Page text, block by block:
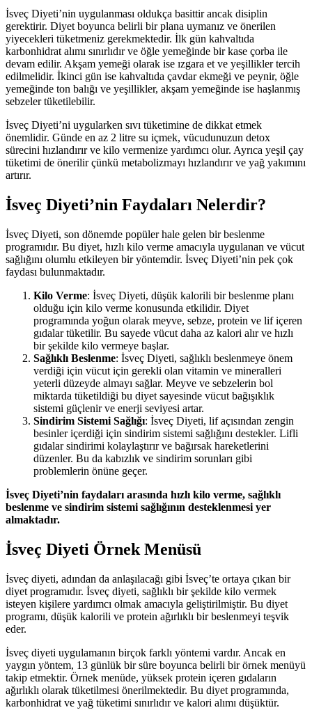
İsveç Diyeti’nin uygulanması oldukça basittir ancak disiplin
gerektirir. Diyet boyunca belirli bir plana uymanız ve önerilen
yiyecekleri tüketmeniz gerekmektedir. İlk gün kahvaltıda
karbonhidrat alımı sınırlıdır ve öğle yemeğinde bir kase çorba ile
devam edilir. Akşam yemeği olarak ise ızgara et ve yeşillikler tercih
edilmelidir. İkinci gün ise kahvaltıda çavdar ekmeği ve peynir, öğle
yemeğinde ton balığı ve yeşillikler, akşam yemeğinde ise haşlanmış
sebzeler tüketilebilir.
İsveç Diyeti’ni uygularken sıvı tüketimine de dikkat etmek
önemlidir. Günde en az 2 litre su içmek, vücudunuzun detox
sürecini hızlandırır ve kilo vermenize yardımcı olur. Ayrıca yeşil çay
tüketimi de önerilir çünkü metabolizmayı hızlandırır ve yağ yakımını
artırır.
İsveç Diyeti’nin Faydaları Nelerdir?
İsveç Diyeti, son dönemde popüler hale gelen bir beslenme
programıdır. Bu diyet, hızlı kilo verme amacıyla uygulanan ve vücut
sağlığını olumlu etkileyen bir yöntemdir. İsveç Diyeti’nin pek çok
faydası bulunmaktadır.
Kilo Verme: İsveç Diyeti, düşük kalorili bir beslenme planı
olduğu için kilo verme konusunda etkilidir. Diyet
programında yoğun olarak meyve, sebze, protein ve lif içeren
gıdalar tüketilir. Bu sayede vücut daha az kalori alır ve hızlı
bir şekilde kilo vermeye başlar.
Sağlıklı Beslenme: İsveç Diyeti, sağlıklı beslenmeye önem
verdiği için vücut için gerekli olan vitamin ve mineralleri
yeterli düzeyde almayı sağlar. Meyve ve sebzelerin bol
miktarda tüketildiği bu diyet sayesinde vücut bağışıklık
sistemi güçlenir ve enerji seviyesi artar.
Sindirim Sistemi Sağlığı: İsveç Diyeti, lif açısından zengin
besinler içerdiği için sindirim sistemi sağlığını destekler. Lifli
gıdalar sindirimi kolaylaştırır ve bağırsak hareketlerini
düzenler. Bu da kabızlık ve sindirim sorunları gibi
problemlerin önüne geçer.
İsveç Diyeti’nin faydaları arasında hızlı kilo verme, sağlıklı
beslenme ve sindirim sistemi sağlığının desteklenmesi yer
almaktadır.
İsveç Diyeti Örnek Menüsü
İsveç diyeti, adından da anlaşılacağı gibi İsveç’te ortaya çıkan bir
diyet programıdır. İsveç diyeti, sağlıklı bir şekilde kilo vermek
isteyen kişilere yardımcı olmak amacıyla geliştirilmiştir. Bu diyet
programı, düşük kalorili ve protein ağırlıklı bir beslenmeyi teşvik
eder.
İsveç diyeti uygulamanın birçok farklı yöntemi vardır. Ancak en
yaygın yöntem, 13 günlük bir süre boyunca belirli bir örnek menüyü
takip etmektir. Örnek menüde, yüksek protein içeren gıdaların
ağırlıklı olarak tüketilmesi önerilmektedir. Bu diyet programında,
karbonhidrat ve yağ tüketimi sınırlıdır ve kalori alımı düşüktür.